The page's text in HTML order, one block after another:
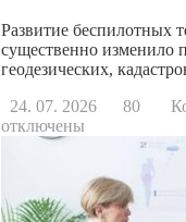
Развитие беспилотных
существенно изменило
геодезических,
24. 07. 2026
80
отключены